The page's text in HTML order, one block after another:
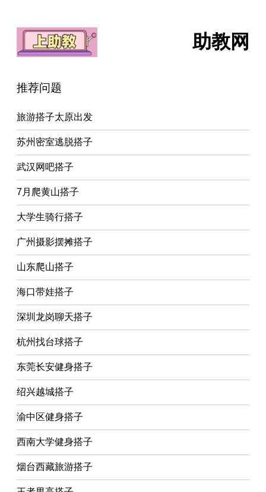
助教网
推荐问题
旅游搭子太原出发
苏州密室逃脱搭子
武汉网吧搭子
7月爬黄山搭子
大学生骑行搭子
广州摄影摆摊搭子
山东爬山搭子
海口带娃搭子
深圳龙岗聊天搭子
杭州找台球搭子
东莞长安健身搭子
绍兴越城搭子
渝中区健身搭子
西南大学健身搭子
烟台西藏旅游搭子